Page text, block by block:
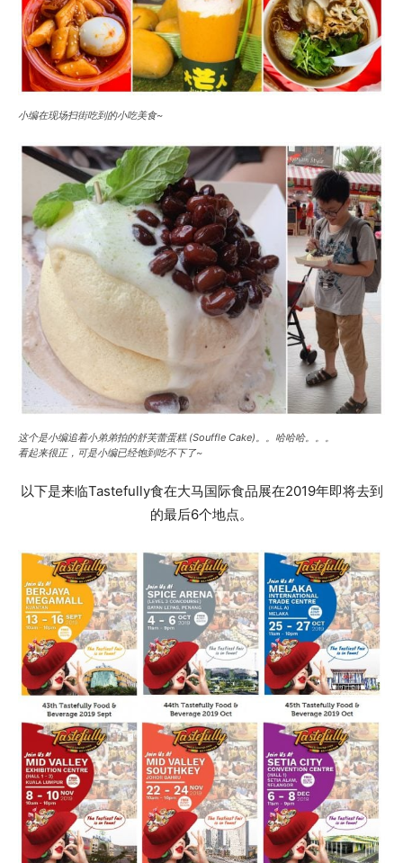
小编在现场扫街吃到的小吃美食~
这个是小编追着小弟弟拍的舒芙蕾蛋糕 (Souffle Cake)。。哈哈哈。。。
看起来很正，可是小编已经饱到吃不下了~
以下是来临Tastefully食在大马国际食品展在2019年即将去到
的最后6个地点。